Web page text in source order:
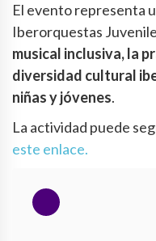
El evento representa
Iberorquestas
musical inclusiva, la
diversidad cultural
niñas y jóvenes.
La actividad puede
este enlace.